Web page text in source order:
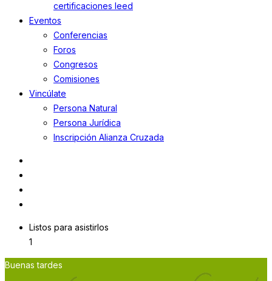
certificaciones leed
Eventos
Conferencias
Foros
Congresos
Comisiones
Vincúlate
Persona Natural
Persona Jurídica
Inscripción Alianza Cruzada
Listos para asistirlos
1
Buenas tardes